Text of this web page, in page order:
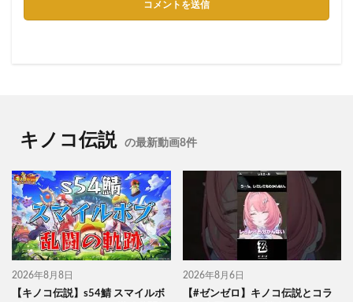
キノコ伝説 の最新動画8件
2026年8月8日
【キノコ伝説】s54鯖 スマイルボ
2026年8月6日
【#ゼンゼロ】キノコ伝説とコラ